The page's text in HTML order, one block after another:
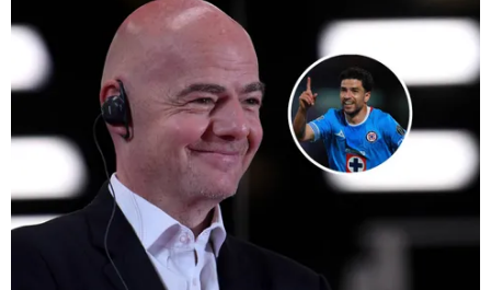
Confirmadas las alineaciones de Cruz Azul vs.
Atlético San Luis